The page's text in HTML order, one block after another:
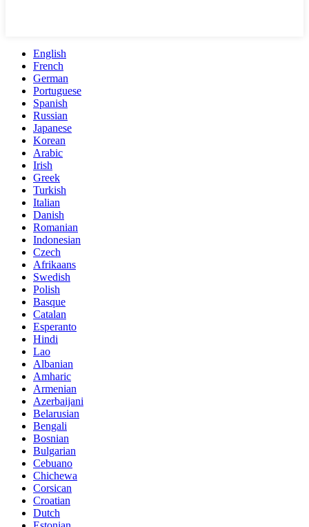
English
French
German
Portuguese
Spanish
Russian
Japanese
Korean
Arabic
Irish
Greek
Turkish
Italian
Danish
Romanian
Indonesian
Czech
Afrikaans
Swedish
Polish
Basque
Catalan
Esperanto
Hindi
Lao
Albanian
Amharic
Armenian
Azerbaijani
Belarusian
Bengali
Bosnian
Bulgarian
Cebuano
Chichewa
Corsican
Croatian
Dutch